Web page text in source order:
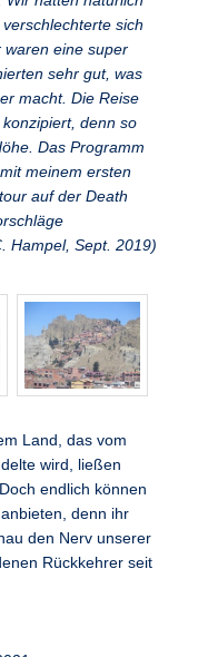
sich
waren eine super
sehr gut, was
macht. Die Reise
denn so
Das Programm
meinem ersten
auf der Death
Hampel, Sept. 2019)
Land, das vom
wird, ließen
endlich können
denn ihr
den Nerv unserer
Rückkehrer seit